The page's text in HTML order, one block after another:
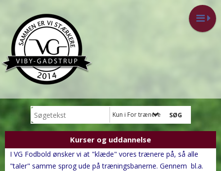
Kun i For trænere
Kurser og uddannelse
I VG Fodbold ønsker vi at "klæde" vores trænere på, så alle
"taler" samme sprog ude på træningsbanerne. Gennem bl.a.